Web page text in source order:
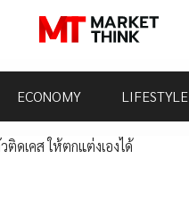
ECONOMY LIFESTYLE